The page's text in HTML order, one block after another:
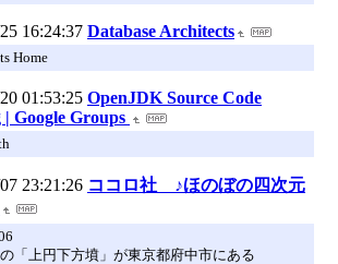
16:24:37 Database Architects
Home
01:53:25 OpenJDK Source Code
| Google Groups
23:21:26 ココロ社 ♪ほのぼの四次元
「上円下方墳」が東京都府中市にある